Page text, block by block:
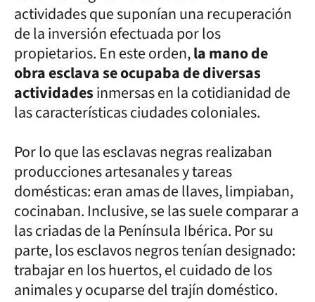
actividades que suponían una recuperación
de la inversión efectuada por los
propietarios. En este orden,la mano de
obra esclava se ocupaba de diversas
actividadesinmersas en la cotidianidad de
las características ciudades coloniales.
Por lo que las esclavas negras realizaban
producciones artesanales y tareas
domésticas: eran amas de llaves, limpiaban,
cocinaban. Inclusive, se las suele comparar a
las criadas de la Península Ibérica. Por su
parte, los esclavos negros tenían designado:
trabajar en los huertos, el cuidado de los
animales y ocuparse del trajín doméstico.